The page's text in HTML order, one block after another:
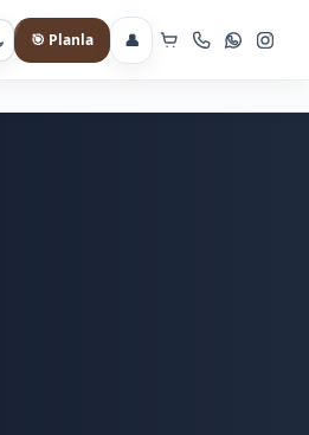
moduna geç
🎯 Planla 👤